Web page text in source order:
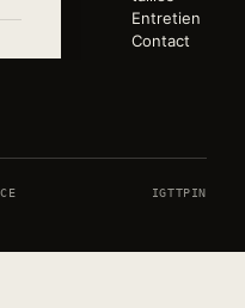
Entretien
Contact
IGTTPIN